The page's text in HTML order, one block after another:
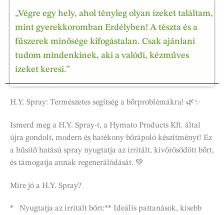
„Végre egy hely, ahol tényleg olyan ízeket találtam,
mint gyerekkoromban Erdélyben! A tészta és a
fűszerek minősége kifogástalan. Csak ajánlani
tudom mindenkinek, aki a valódi, kézműves
ízeket keresi.”
H.Y. Spray: Természetes segítség a bőrproblémákra! 🌿✨
Ismerd meg a H.Y. Spray-t, a Hymato Products Kft. által
újra gondolt, modern és hatékony bőrápoló készítményt! Ez
a hűsítő hatású spray nyugtatja az irritált, kivörösödött bőrt,
és támogatja annak regenerálódását. 💚
Mire jó a H.Y. Spray?
* Nyugtatja az irritált bőrt:** Ideális pattanások, kisebb